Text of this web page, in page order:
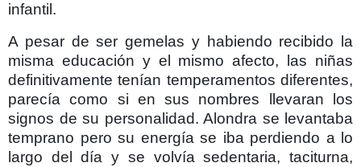
infantil.
A pesar de ser gemelas y habiendo recibido la
misma educación y el mismo afecto, las niñas
definitivamente tenían temperamentos diferentes,
parecía como si en sus nombres llevaran los
signos de su personalidad. Alondra se levantaba
temprano pero su energía se iba perdiendo a lo
largo del día y se volvía sedentaria, taciturna,